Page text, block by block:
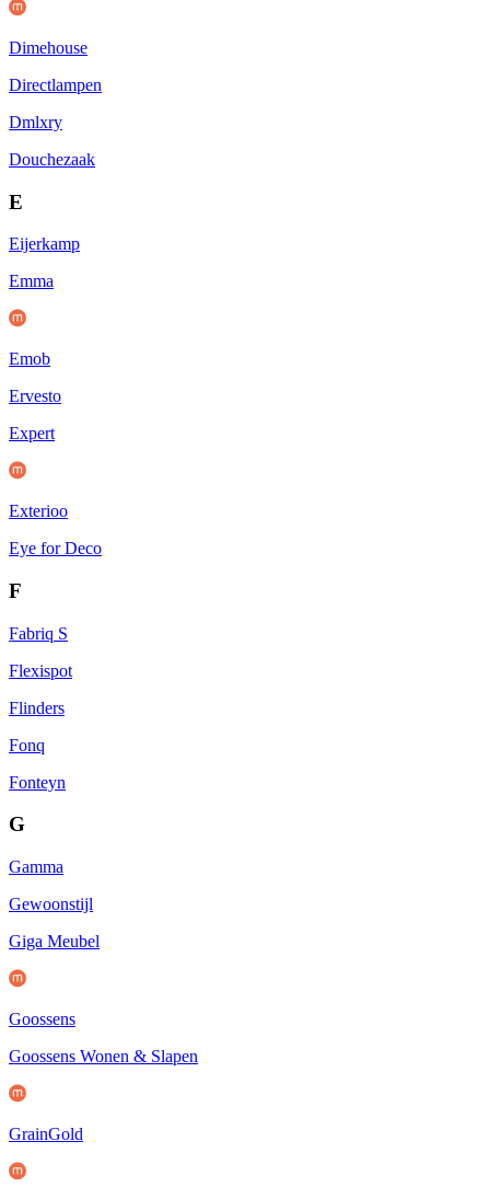
Dimehouse
Directlampen
Dmlxry
Douchezaak
E
Eijerkamp
Emma
Emob
Ervesto
Expert
Exterioo
Eye for Deco
F
Fabriq S
Flexispot
Flinders
Fonq
Fonteyn
G
Gamma
Gewoonstijl
Giga Meubel
Goossens
Goossens Wonen & Slapen
GrainGold